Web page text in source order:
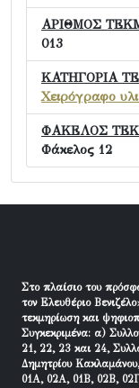
ΑΡΙΘΜΟΣ
013
ΚΑΤΗΓΟΡΙΑ
Χειρόγραφο
ΦΑΚΕΛΟΣ
Φάκελος 12
Στο πλαίσιο του
τον Ελευθέριο
τεκμηρίωση και
Συγκεκριμένα: α)
21, 22, 23 και 24,
Δημητρίου
01Α, 02Α, 01Β, 02Β,